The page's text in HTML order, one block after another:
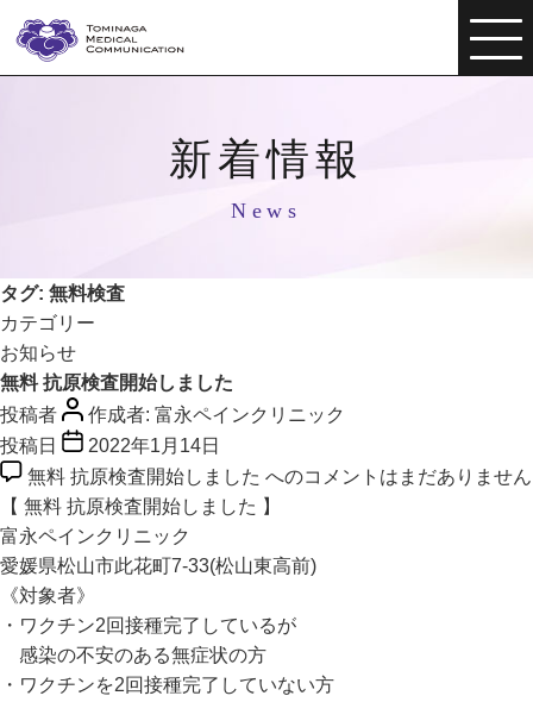
新着情報
News
タグ: 無料検査
カテゴリー
お知らせ
無料 抗原検査開始しました
投稿者
作成者: 富永ペインクリニック
投稿日
2022年1月14日
無料 抗原検査開始しました へのコメントはまだありません
【 無料 抗原検査開始しました 】
富永ペインクリニック
愛媛県松山市此花町7-33(松山東高前)
《対象者》
・ワクチン2回接種完了しているが
感染の不安のある無症状の方
・ワクチンを2回接種完了していない方